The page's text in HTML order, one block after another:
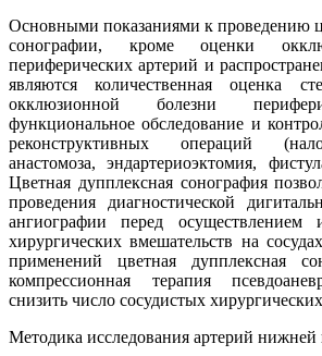
Основными показаниями к проведению
сонографии, кроме оценки
периферических артерий и
являются количественная оценка
окклюзионной болезни
функциональное обследование и
реконструктивных операций
анастомоза, эндартериоэктомия,
Цветная дупплексная сонография
проведения диагностической
ангиографии перед осуществлением
хирургических вмешательств на
применений цветная дупплексная
компрессионная терапия
снизить число сосудистых
Методика исследования артерий нижней